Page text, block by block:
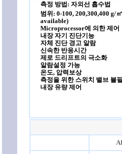
측정 방법: 자외선 흡수법
범위: 0-100, 200,300,400 g/
available)
Microprocessor에 의한 제어
내장 자기 진단기능
자체 진단 경고 알람
신속한 반응시간
제로 드리프트의 극소화
알람설정 가능
온도, 압력보상
측정을 위한 스위치 밸브 불
내장 유량 제어